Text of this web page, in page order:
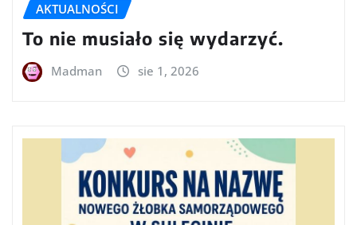
AKTUALNOŚCI
To nie musiało się wydarzyć.
Madman sie 1, 2026